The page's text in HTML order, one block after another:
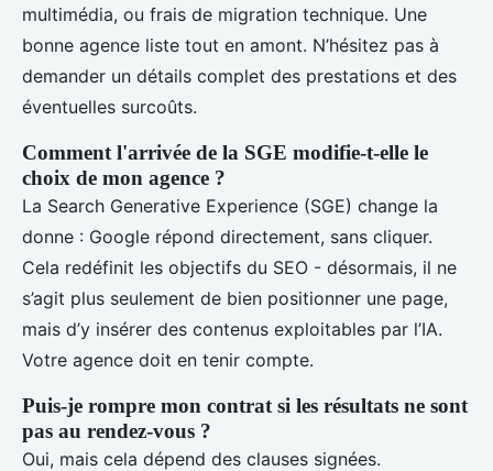
multimédia, ou frais de migration technique. Une
bonne agence liste tout en amont. N’hésitez pas à
demander un détails complet des prestations et des
éventuelles surcoûts.
Comment l'arrivée de la SGE modifie-t-elle le
choix de mon agence ?
La Search Generative Experience (SGE) change la
donne : Google répond directement, sans cliquer.
Cela redéfinit les objectifs du SEO - désormais, il ne
s’agit plus seulement de bien positionner une page,
mais d’y insérer des contenus exploitables par l’IA.
Votre agence doit en tenir compte.
Puis-je rompre mon contrat si les résultats ne sont
pas au rendez-vous ?
Oui, mais cela dépend des clauses signées.